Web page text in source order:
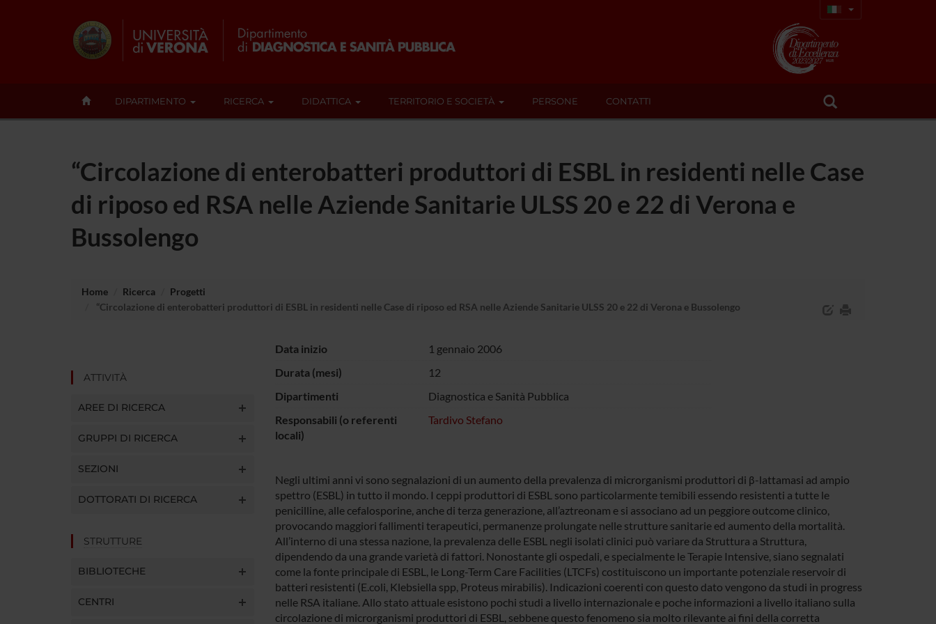
DIPARTIMENTO RICERCA DIDATTICA TERRITORIO E SOCIETÀ PERSONE CONTATTI
“Circolazione di enterobatteri produttori di ESBL in residenti nelle Case
di riposo ed RSA nelle Aziende Sanitarie ULSS 20 e 22 di Verona e
Bussolengo
Home Ricerca
Progetti
“Circolazione di enterobatteri produttori di ESBL in residenti nelle Case di riposo ed RSA nelle Aziende Sanitarie ULSS 20 e 22 di Verona e Bussolengo
ATTIVITÀ
AREE DI RICERCA
GRUPPI DI RICERCA
SEZIONI
DOTTORATI DI RICERCA
STRUTTURE
BIBLIOTECHE
CENTRI
Data inizio
1 gennaio 2006
Durata (mesi)
12
Dipartimenti
Diagnostica e Sanità Pubblica
Responsabili (o referenti
locali)
Tardivo Stefano
Negli ultimi anni vi sono segnalazioni di un aumento della prevalenza di microrganismi produttori di β-lattamasi ad ampio
spettro (ESBL) in tutto il mondo. I ceppi produttori di ESBL sono particolarmente temibili essendo resistenti a tutte le
penicilline, alle cefalosporine, anche di terza generazione, all’aztreonam e si associano ad un peggiore outcome clinico,
provocando maggiori fallimenti terapeutici, permanenze prolungate nelle strutture sanitarie ed aumento della mortalità.
All’interno di una stessa nazione, la prevalenza delle ESBL negli isolati clinici può variare da Struttura a Struttura,
dipendendo da una grande varietà di fattori. Nonostante gli ospedali, e specialmente le Terapie Intensive, siano segnalati
come la fonte principale di ESBL, le Long-Term Care Facilities (LTCFs) costituiscono un importante potenziale reservoir di
batteri resistenti (E.coli, Klebsiella spp, Proteus mirabilis). Indicazioni coerenti con questo dato vengono da studi in progress
nelle RSA italiane. Allo stato attuale esistono pochi studi a livello internazionale e poche informazioni a livello italiano sulla
circolazione di microrganismi produttori di ESBL, sebbene questo fenomeno sia molto rilevante ai fini della corretta